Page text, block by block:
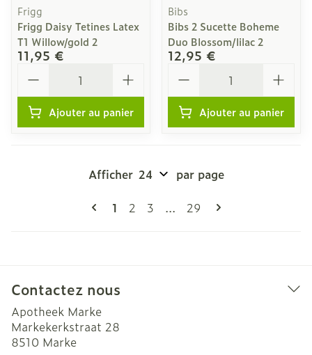
Frigg
Frigg Daisy Tetines Latex
T1 Willow/gold 2
11,95 €
Ajouter au panier
Bibs
Bibs 2 Sucette Boheme
Duo Blossom/lilac 2
12,95 €
Ajouter au panier
Vous lisez actuellement la page
1 Page
2 Page
3 ... Page
29
Afficher par page
Contactez nous
Apotheek Marke
Markekerkstraat 28
8510 Marke